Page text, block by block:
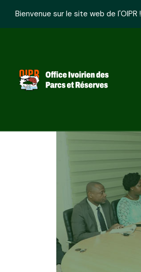
Bienvenue sur le site web de l'OIPR !
Flash info :